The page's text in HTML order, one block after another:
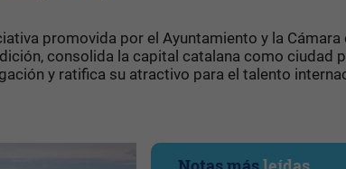
promovida por el Ayuntamiento y la Cámara
consolida la capital catalana como ciudad
y ratifica su atractivo para el talento